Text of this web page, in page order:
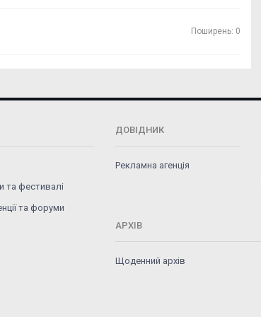
Поширень: 0
та фестивалі
та форуми
ДОВІДНИК
Рекламна агенція
АРХІВ
Щоденний архів